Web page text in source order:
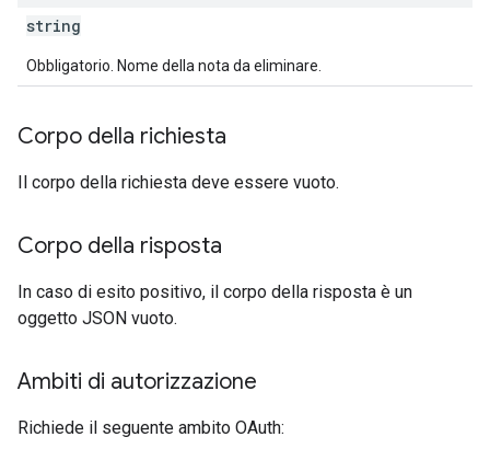
string
Obbligatorio. Nome della nota da eliminare.
Corpo della richiesta
Il corpo della richiesta deve essere vuoto.
Corpo della risposta
In caso di esito positivo, il corpo della risposta è un
oggetto JSON vuoto.
Ambiti di autorizzazione
Richiede il seguente ambito OAuth: